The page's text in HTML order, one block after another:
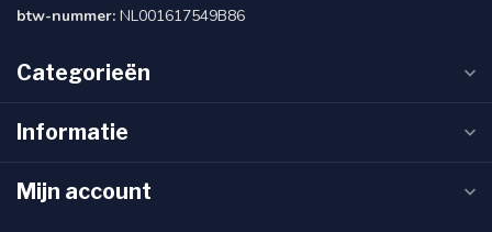
btw-nummer: NL001617549B86
Categorieën
Informatie
Mijn account